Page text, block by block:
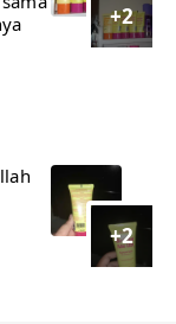
si
+2
+2